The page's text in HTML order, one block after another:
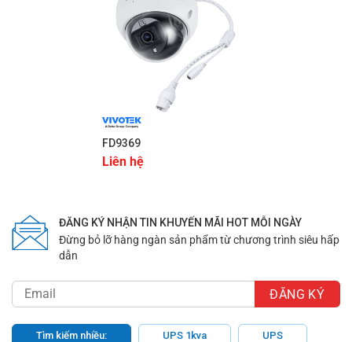
tại chỗ hoặc kết nối với NAS phục vụ lưu trữ từ xa tiện lợi.
FD9369
Liên hệ
ĐĂNG KÝ NHẬN TIN KHUYẾN MÃI HOT MỖI NGÀY
Đừng bỏ lỡ hàng ngàn sản phẩm từ chương trình siêu hấp
dẫn
Tìm kiếm nhiều: UPS 1kva UPS